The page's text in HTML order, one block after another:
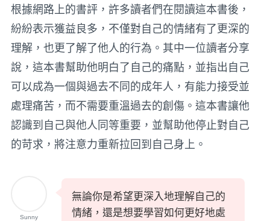
根據網路上的書評，許多讀者們在閱讀這本書後，
紛紛表示獲益良多，不僅對自己的情緒有了更深的
理解，也更了解了他人的行為。其中一位讀者分享
說，這本書幫助他明白了自己的痛點，並指出自己
可以成為一個與過去不同的成年人，有能力接受並
處理痛苦，而不需要重溫過去的創傷。這本書讓他
認識到自己與他人同等重要，並幫助他停止對自己
的苛求，將注意力重新拉回到自己身上。
Sunny
無論你是希望更深入地理解自己的
情緒，還是想要學習如何更好地處